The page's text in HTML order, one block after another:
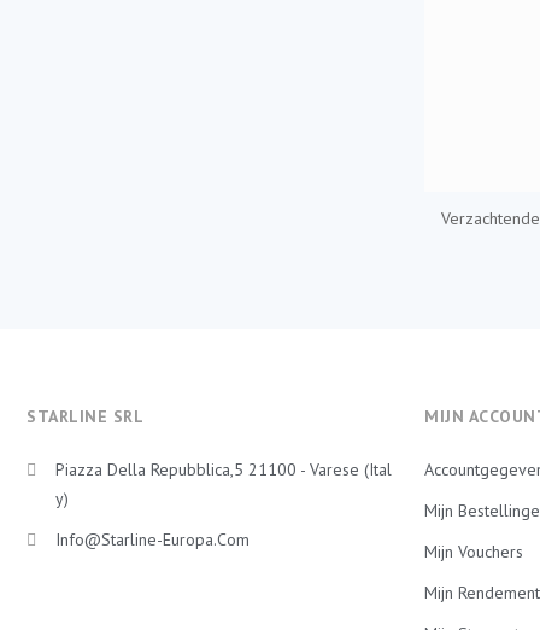
STARLINE SRL
Piazza Della Repubblica,5 21100 - Varese (Ital
Y)
Info@starline-Europa.com
MIJN
Mijn
Mijn Vouchers
Mijn Rendement